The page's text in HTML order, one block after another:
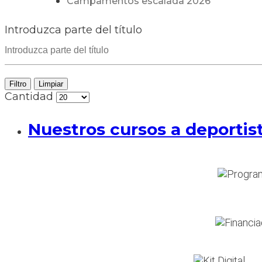
Introduzca parte del título
Filtro Limpiar
Cantidad
Nuestros cursos a